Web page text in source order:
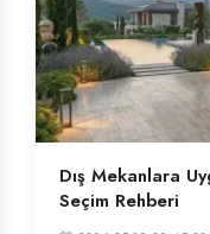
Dış Mekanlara
Seçim Rehberi